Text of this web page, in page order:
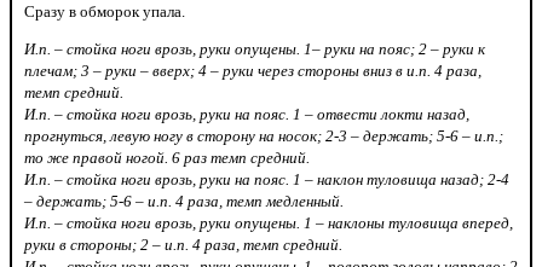
Сразу в обморок упала.
И.п. – стойка ноги врозь, руки опущены. 1– руки на пояс; 2 – руки к
плечам; 3 – руки – вверх; 4 – руки через стороны вниз в и.п. 4 раза,
темп средний.
И.п. – стойка ноги врозь, руки на пояс. 1 – отвести локти назад,
прогнуться, левую ногу в сторону на носок; 2-3 – держать; 5-6 – и.п.;
то же правой ногой. 6 раз темп средний.
И.п. – стойка ноги врозь, руки на пояс. 1 – наклон туловища назад; 2-4
– держать; 5-6 – и.п. 4 раза, темп медленный.
И.п. – стойка ноги врозь, руки опущены. 1 – наклоны туловища вперед,
руки в стороны; 2 – и.п. 4 раза, темп средний.